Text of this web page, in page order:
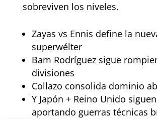
sobreviven los niveles.
Zayas vs Ennis define la
superwélter
Bam Rodríguez sigue
divisiones
Collazo consolida dominio
Y Japón + Reino Unido siguen
aportando guerras técnicas